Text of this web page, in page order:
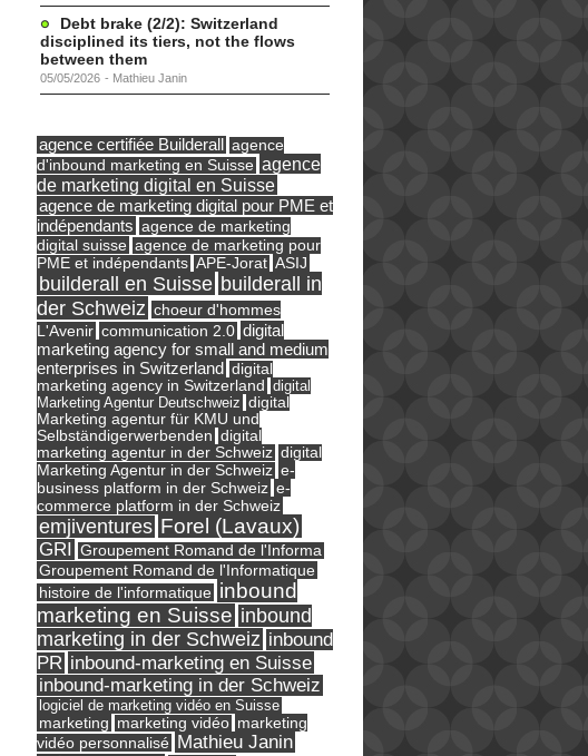
Debt brake (2/2): Switzerland
disciplined its tiers, not the flows
between them
05/05/2026 - Mathieu Janin
agence certifiée Builderall
agence
d'inbound marketing en Suisse agence
de marketing digital en Suisse
agence de marketing digital pour PME et
indépendants agence de marketing
digital suisse agence de marketing pour
PME et indépendants APE-Jorat ASIJ
builderall en Suisse builderall in
der Schweiz choeur d'hommes
L'Avenir communication 2.0 digital
marketing agency for small and medium
enterprises in Switzerland digital
marketing agency in Switzerland digital
Marketing Agentur Deutschweiz digital
Marketing agentur für KMU und
Selbständigerwerbenden digital
marketing agentur in der Schweiz digital
Marketing Agentur in der Schweiz e-
business platform in der Schweiz e-
commerce platform in der Schweiz
emjiventures Forel (Lavaux)
GRI Groupement Romand de l'Informa
Groupement Romand de l'Informatique
histoire de l'informatique inbound
marketing en Suisse inbound
marketing in der Schweiz inbound
PR inbound-marketing en Suisse
inbound-marketing in der Schweiz
logiciel de marketing vidéo en Suisse
marketing marketing vidéo marketing
vidéo personnalisé Mathieu Janin